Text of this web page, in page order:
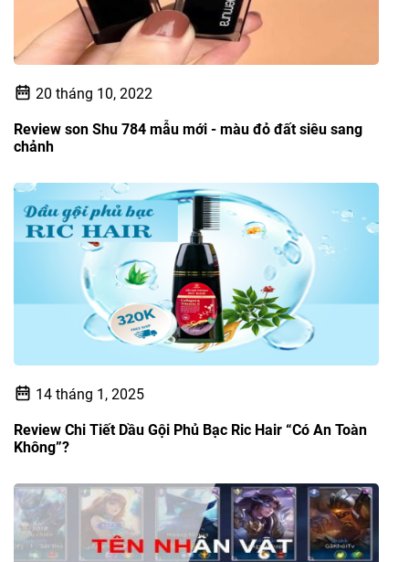
20 tháng 10, 2022
Review son Shu 784 mẫu mới - màu đỏ đất siêu sang
chảnh
14 tháng 1, 2025
Review Chi Tiết Dầu Gội Phủ Bạc Ric Hair “Có An Toàn
Không”?